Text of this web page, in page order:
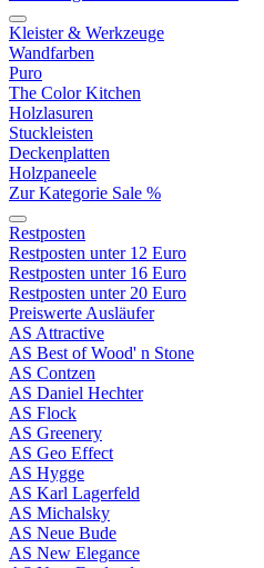
Kleister & Werkzeuge
Wandfarben
Puro
The Color Kitchen
Holzlasuren
Stuckleisten
Deckenplatten
Holzpaneele
Zur Kategorie Sale %
Restposten
Restposten unter 12 Euro
Restposten unter 16 Euro
Restposten unter 20 Euro
Preiswerte Ausläufer
AS Attractive
AS Best of Wood' n Stone
AS Contzen
AS Daniel Hechter
AS Flock
AS Greenery
AS Geo Effect
AS Hygge
AS Karl Lagerfeld
AS Michalsky
AS Neue Bude
AS New Elegance